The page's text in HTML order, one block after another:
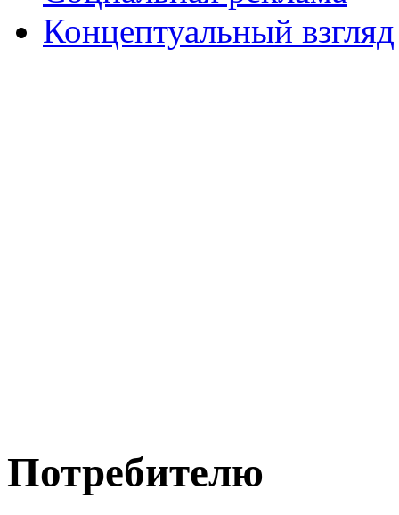
Концептуальный взгляд
Потребителю